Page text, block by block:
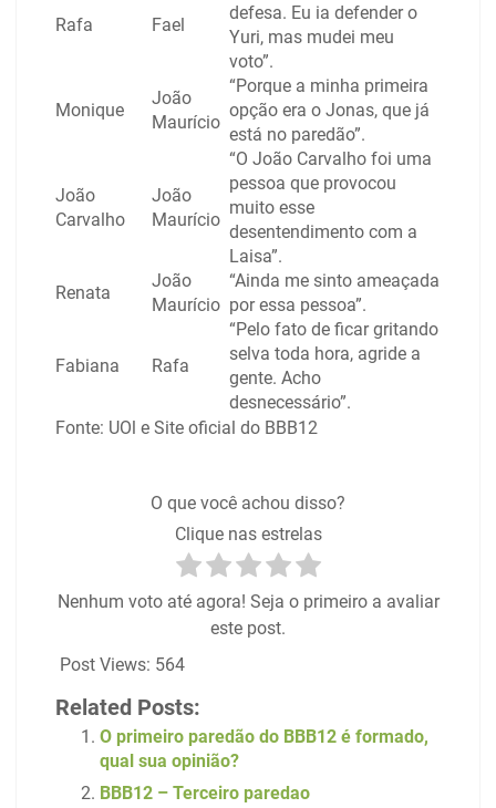
Rafa Fael
defesa. Eu ia defender o
Yuri, mas mudei meu
voto”.
Monique
João
Maurício
“Porque a minha primeira
opção era o Jonas, que já
está no paredão”.
João
Carvalho
João
Maurício
“O João Carvalho foi uma
pessoa que provocou
muito esse
desentendimento com a
Laisa”.
Renata
João
Maurício
“Ainda me sinto ameaçada
por essa pessoa”.
Fabiana Rafa
“Pelo fato de ficar gritando
selva toda hora, agride a
gente. Acho
desnecessário”.
Fonte: UOl e Site oficial do BBB12
O que você achou disso?
Clique nas estrelas
Nenhum voto até agora! Seja o primeiro a avaliar
este post.
Post Views: 564
Related Posts:
O primeiro paredão do BBB12 é formado,
qual sua opinião?
BBB12 – Terceiro paredao